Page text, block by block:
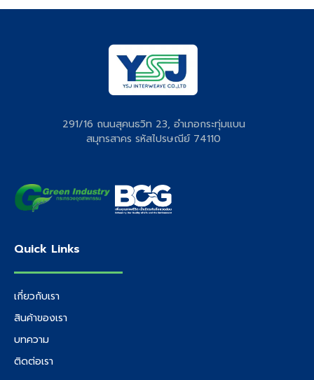
291/16 ถนนสุคนธวิท 23, อำเภอกระทุ่มแบน
สมุทรสาคร รหัสไปรษณีย์ 74110
Quick Links
เกี่ยวกับเรา
สินค้าของเรา
บทความ
ติดต่อเรา